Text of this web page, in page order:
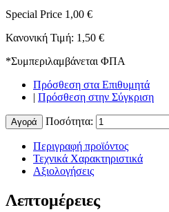
Special Price 1,00 €
Κανονική Τιμή: 1,50 €
*Συμπεριλαμβάνεται ΦΠΑ
Πρόσθεση στα Επιθυμητά
| Πρόσθεση στην Σύγκριση
Αγορά Ποσότητα:
Περιγραφή προϊόντος
Τεχνικά Χαρακτηριστικά
Αξιολογήσεις
Λεπτομέρειες